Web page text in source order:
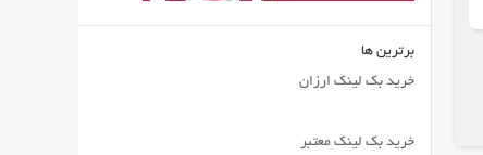
برترین ها
خرید بک لینک ارزان
خرید بک لینک معتبر